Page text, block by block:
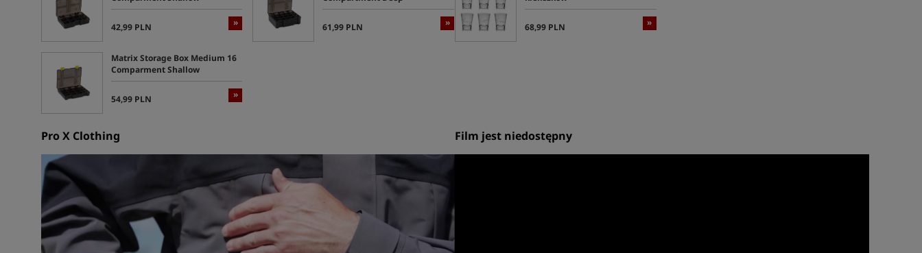
»
42,99 PLN »
61,99 PLN
Matrix Storage Box Medium 16
Comparment Shallow
»
54,99 PLN
»
68,99 PLN
Pro X Clothing Film jest niedostępny